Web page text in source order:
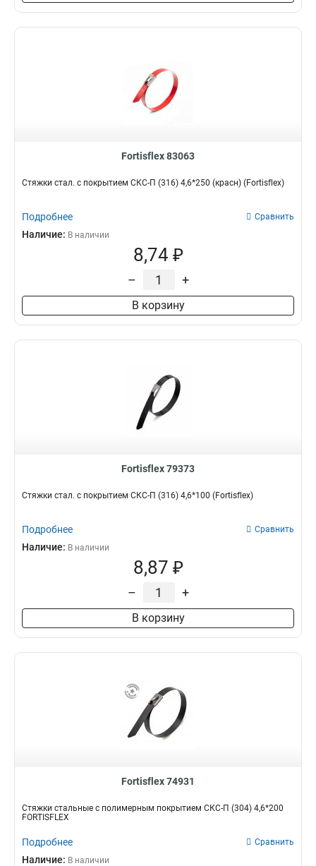
Fortisflex 83063
Стяжки стал. с покрытием СКС-П (316) 4,6*250 (красн) (Fortisflex)
Подробнее Сравнить
Наличие: В наличии
8,74 ₽
– +
В корзину
Fortisflex 79373
Стяжки стал. с покрытием СКС-П (316) 4,6*100 (Fortisflex)
Подробнее Сравнить
Наличие: В наличии
8,87 ₽
– +
В корзину
Fortisflex 74931
Стяжки стальные с полимерным покрытием СКС-П (304) 4,6*200
FORTISFLEX
Подробнее Сравнить
Наличие: В наличии